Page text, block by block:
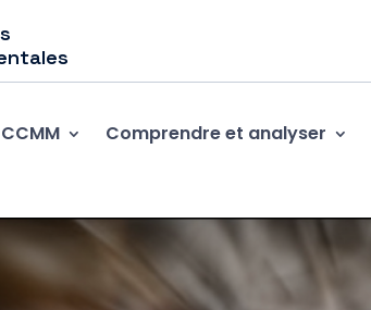
Comprendre et analyser